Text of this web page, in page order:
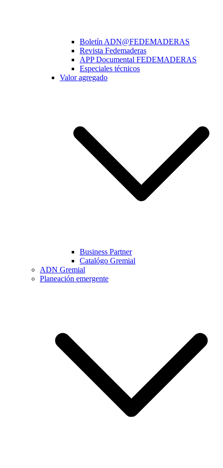
Boletín ADN@FEDEMADERAS
Revista Fedemaderas
APP Documental FEDEMADERAS
Especiales técnicos
Valor agregado
Business Partner
Catalógo Gremial
ADN Gremial
Planeación emergente